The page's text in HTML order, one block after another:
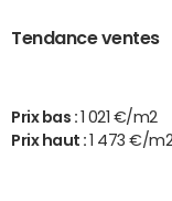
Tendance ventes
Prix bas :
1 021 €/m2
Prix haut :
1 473 €/m2